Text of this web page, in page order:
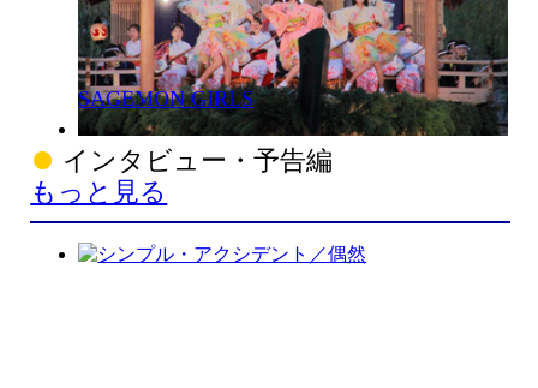
SAGEMON GIRLS
インタビュー・予告編
もっと見る